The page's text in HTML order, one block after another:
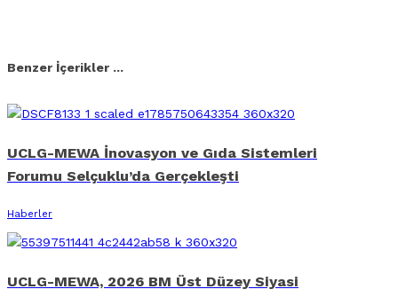
Benzer İçerikler ...
UCLG-MEWA İnovasyon ve Gıda Sistemleri
Forumu Selçuklu’da Gerçekleşti
Haberler
UCLG-MEWA, 2026 BM Üst Düzey Siyasi